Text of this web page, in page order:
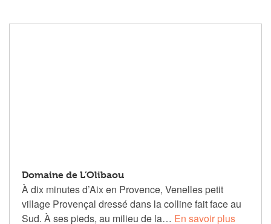
Domaine de L’Olibaou
À dix minutes d’Aix en Provence, Venelles petit
village Provençal dressé dans la colline fait face au
Sud. À ses pieds, au milieu de la… En savoir plus